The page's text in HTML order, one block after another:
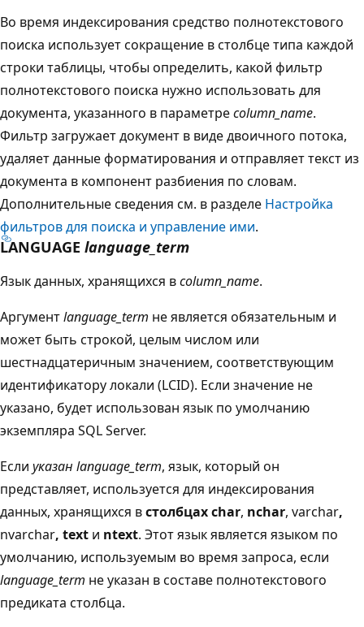
Во время индексирования средство полнотекстового
поиска использует сокращение в столбце типа каждой
строки таблицы, чтобы определить, какой фильтр
полнотекстового поиска нужно использовать для
документа, указанного в параметреcolumn_name.
Фильтр загружает документ в виде двоичного потока,
удаляет данные форматирования и отправляет текст из
документа в компонент разбиения по словам.
Дополнительные сведения см. в разделе Настройка
фильтров для поиска и управление ими.
LANGUAGE language_term
Язык данных, хранящихся вcolumn_name.
Аргументlanguage_term не является обязательным и
может быть строкой, целым числом или
шестнадцатеричным значением, соответствующим
идентификатору локали (LCID). Если значение не
указано, будет использован язык по умолчанию
экземпляра SQL Server.
Если указан language_term, язык, который он
представляет, используется для индексирования
данных, хранящихся встолбцах char, nchar, varchar,
nvarchar, text и ntext. Этот язык является языком по
умолчанию, используемым во время запроса, если
language_term не указан в составе полнотекстового
предиката столбца.